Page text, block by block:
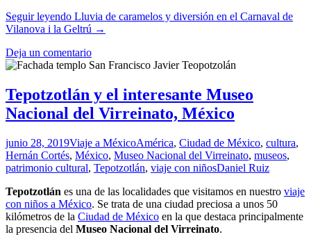
Seguir leyendo Lluvia de caramelos y diversión en el Carnaval de
Vilanova i la Geltrú →
Deja un comentario
Tepotzotlán y el interesante Museo
Nacional del Virreinato, México
junio 28, 2019Viaje a MéxicoAmérica, Ciudad de México, cultura,
Hernán Cortés, México, Museo Nacional del Virreinato, museos,
patrimonio cultural, Tepotzotlán, viaje con niñosDaniel Ruiz
Tepotzotlán es una de las localidades que visitamos en nuestro viaje
con niños a México. Se trata de una ciudad preciosa a unos 50
kilómetros de la Ciudad de México en la que destaca principalmente
la presencia del Museo Nacional del Virreinato.